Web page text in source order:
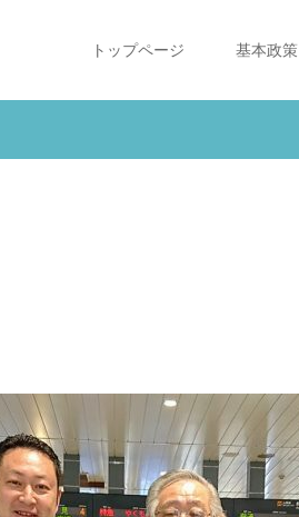
トップページ 基本政策